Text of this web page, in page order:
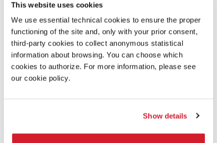
This website uses cookies
We use essential technical cookies to ensure the proper
functioning of the site and, only with your prior consent,
third-party cookies to collect anonymous statistical
information about browsing. You can choose which
cookies to authorize. For more information, please see
our cookie policy.
Show details
uomini possono esprimere e rinnovare la propria natura maschile in
modo completo e vivido. Proprio come i monaci, essi vivono da soli,
in seno alla natura e senza donne. L’opera è composta da tre video e
dall’installazioneThe Milk of Life.
INFORMAZIONI
Email per informazioni
media@zinaida.art
Zinaida,Without Women, 2017. 24× 32 cm. Photo Zinaida Kubar